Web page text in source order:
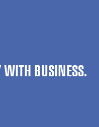
WITH BUSINESS.